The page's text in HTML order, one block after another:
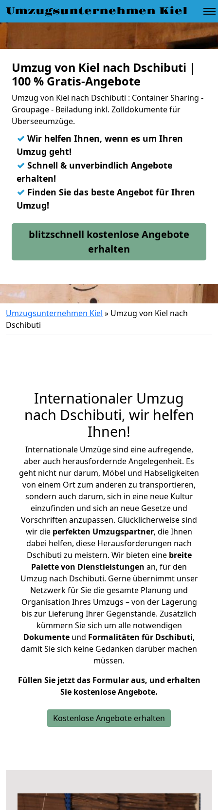
Umzugsunternehmen Kiel
Umzug von Kiel nach Dschibuti |
100 % Gratis-Angebote
Umzug von Kiel nach Dschibuti : Container Sharing -
Groupage - Beiladung inkl. Zolldokumente für
Überseeumzüge.
✓ Wir helfen Ihnen, wenn es um Ihren
Umzug geht!
✓ Schnell & unverbindlich Angebote
erhalten!
✓ Finden Sie das beste Angebot für Ihren
Umzug!
blitzschnell kostenlose Angebote
erhalten
Umzugsunternehmen Kiel » Umzug von Kiel nach
Dschibuti
Internationaler Umzug
nach Dschibuti, wir helfen
Ihnen!
Internationale Umzüge sind eine aufregende,
aber auch herausfordernde Angelegenheit. Es
geht nicht nur darum, Möbel und Habseligkeiten
von einem Ort zum anderen zu transportieren,
sondern auch darum, sich in eine neue Kultur
einzufinden und sich an neue Gesetze und
Vorschriften anzupassen. Glücklicherweise sind
wir die perfekten Umzugspartner, die Ihnen
dabei helfen, diese Herausforderungen nach
Dschibuti zu meistern. Wir bieten eine breite
Palette von Dienstleistungen an, für den
Umzug nach Dschibuti. Gerne übernimmt unser
Netzwerk für Sie die gesamte Planung und
Organisation Ihres Umzugs – von der Lagerung
bis zur Lieferung Ihrer Gegenstände. Zusätzlich
kümmern Sie sich um alle notwendigen
Dokumente und Formalitäten für Dschibuti,
damit Sie sich keine Gedanken darüber machen
müssen.
Füllen Sie jetzt das Formular aus, und erhalten
Sie kostenlose Angebote.
Kostenlose Angebote erhalten